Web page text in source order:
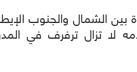
بين الشمال والجنوب
لا تزال ترفرف في